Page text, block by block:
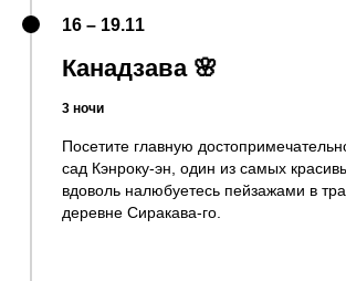
16 – 19.11
Канадзава 🌸
3 ночи
Посетите главную
сад Кэнроку-эн, один из самых
вдоволь налюбуетесь пейзажами в
деревне Сиракава-го.